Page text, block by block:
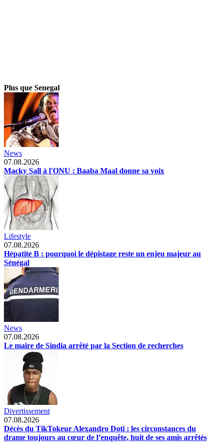
Plus que Senegal
News
07.08.2026
Macky Sall à l'ONU : Baaba Maal donne sa voix
Lifestyle
07.08.2026
Hépatite B : pourquoi le dépistage reste un enjeu majeur au
Sénégal
News
07.08.2026
Le maire de Sindia arrêté par la Section de recherches
Divertissement
07.08.2026
Décès du TikTokeur Alexandro Doti : les circonstances du
drame toujours au cœur de l’enquête, huit de ses amis arrêtés